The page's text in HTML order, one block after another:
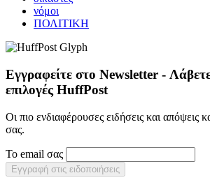
νόμοι
ΠΟΛΙΤΙΚΗ
Εγγραφείτε στο Newsletter -
επιλογές HuffPost
Οι πιο ενδιαφέρουσες ειδήσεις και απόψεις
σας.
Το email σας
Εγγραφή στις ειδοποιήσεις